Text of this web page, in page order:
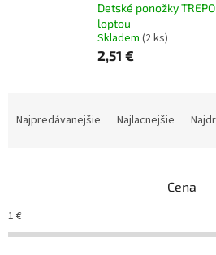
Detské ponožky
loptou
Skladem (2 ks)
2,51 €
e
p
r
Najpredávanejšie Najlacnejšie
Cena
1 €